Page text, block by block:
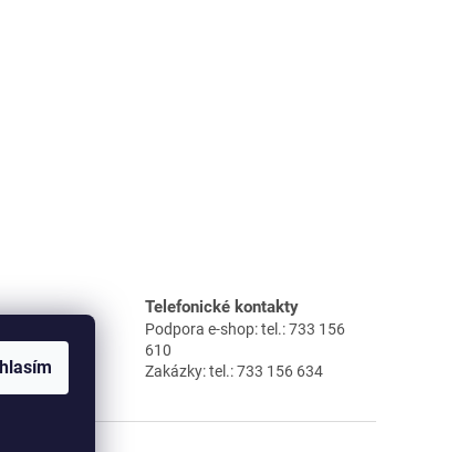
Telefonické kontakty
Podpora e-shop: tel.: 733 156
610
Zakázky: tel.: 733 156 634